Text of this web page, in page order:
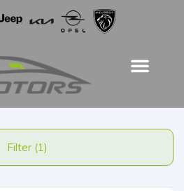
Filter (1)